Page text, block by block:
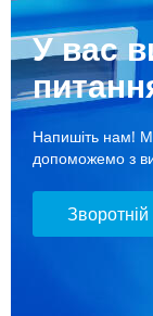
У вас
Напишіть нам!
допоможемо з